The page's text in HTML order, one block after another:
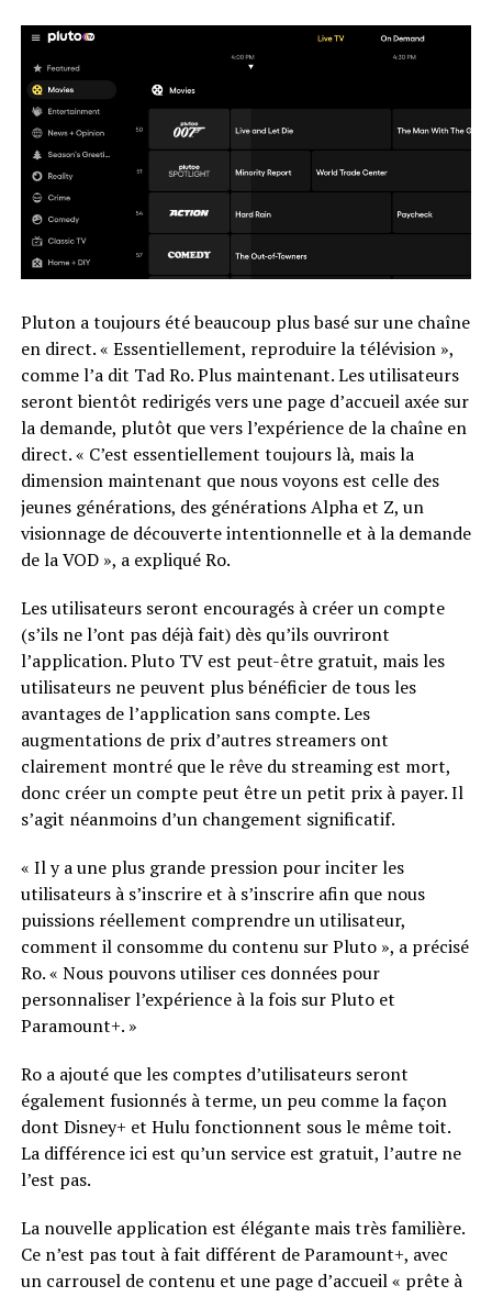
Pluton a toujours été beaucoup plus basé sur une chaîne
en direct. « Essentiellement, reproduire la télévision »,
comme l’a dit Tad Ro. Plus maintenant. Les utilisateurs
seront bientôt redirigés vers une page d’accueil axée sur
la demande, plutôt que vers l’expérience de la chaîne en
direct. « C’est essentiellement toujours là, mais la
dimension maintenant que nous voyons est celle des
jeunes générations, des générations Alpha et Z, un
visionnage de découverte intentionnelle et à la demande
de la VOD », a expliqué Ro.
Les utilisateurs seront encouragés à créer un compte
(s’ils ne l’ont pas déjà fait) dès qu’ils ouvriront
l’application. Pluto TV est peut-être gratuit, mais les
utilisateurs ne peuvent plus bénéficier de tous les
avantages de l’application sans compte. Les
augmentations de prix d’autres streamers ont
clairement montré que le rêve du streaming est mort,
donc créer un compte peut être un petit prix à payer. Il
s’agit néanmoins d’un changement significatif.
« Il y a une plus grande pression pour inciter les
utilisateurs à s’inscrire et à s’inscrire afin que nous
puissions réellement comprendre un utilisateur,
comment il consomme du contenu sur Pluto », a précisé
Ro. « Nous pouvons utiliser ces données pour
personnaliser l’expérience à la fois sur Pluto et
Paramount+. »
Ro a ajouté que les comptes d’utilisateurs seront
également fusionnés à terme, un peu comme la façon
dont Disney+ et Hulu fonctionnent sous le même toit.
La différence ici est qu’un service est gratuit, l’autre ne
l’est pas.
La nouvelle application est élégante mais très familière.
Ce n’est pas tout à fait différent de Paramount+, avec
un carrousel de contenu et une page d’accueil « prête à